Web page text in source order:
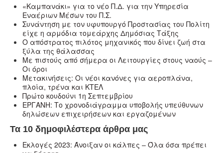
«Καμπανάκι» για το νέο Π.Δ. για την Υπηρεσία
Εναέριων Μέσων του Π.Σ.
Συνάντηση με τον υφυπουργό Προστασίας του Πολίτη
είχε η αρμόδια τομεάρχης Δημόσιας Τάξης
Ο απόστρατος πιλότος μηχανικός που δίνει ζωή στα
ξύλα της θάλασσας
Με πιστούς από σήμερα οι Λειτουργίες στους ναούς –
Oι όροι
Μετακινήσεις: Οι νέοι κανόνες για αεροπλάνα,
πλοία, τρένα και ΚΤΕΛ
Πρώτο κουδούνι 1η Σεπτεμβρίου
ΕΡΓΑΝΗ: Το χρονοδιάγραμμα υποβολής υπεύθυνων
δηλώσεων επιχειρήσεων και εργαζομένων
Τα 10 δημοφιλέστερα άρθρα μας
Εκλογές 2023: Άνοιξαν οι κάλπες – Όλα όσα πρέπει